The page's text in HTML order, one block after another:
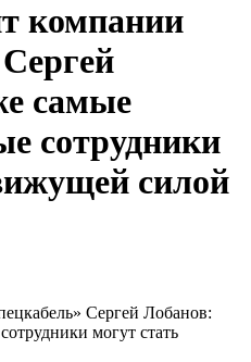
компании
самые
сотрудники
силой
Сергей Лобанов:
могут стать